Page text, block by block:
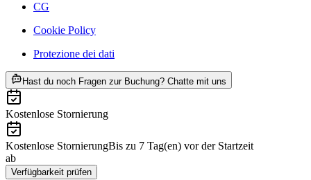
CG
Cookie Policy
Protezione dei dati
Hast du noch Fragen zur Buchung? Chatte mit uns
Kostenlose Stornierung
Kostenlose StornierungBis zu 7 Tag(en) vor der Startzeit
ab
Verfügbarkeit prüfen